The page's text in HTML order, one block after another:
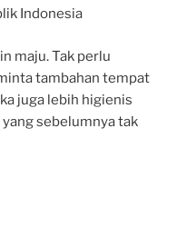
Indonesia
maju. Tak perlu
tambahan tempat
juga lebih higienis
sebelumnya tak